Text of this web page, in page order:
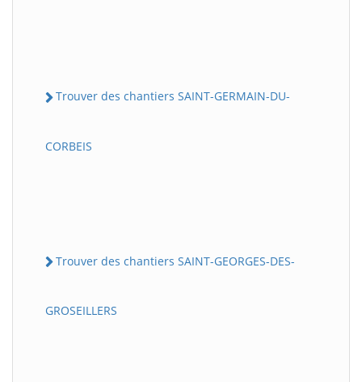
Trouver des chantiers SAINT-GERMAIN-DU-
CORBEIS
Trouver des chantiers SAINT-GEORGES-DES-
GROSEILLERS